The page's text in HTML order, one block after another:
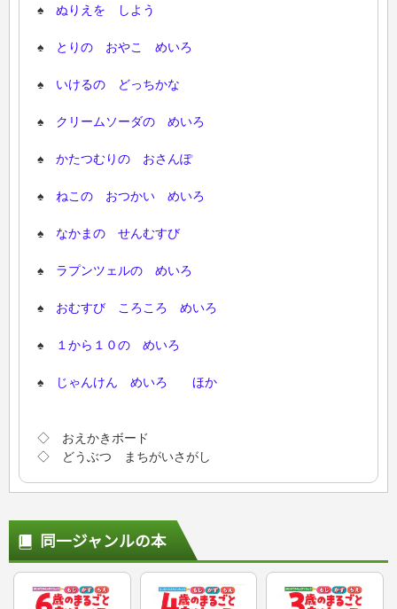
♠ ぬりえを しよう
♠ とりの おやこ めいろ
♠ いけるの どっちかな
♠ クリームソーダの めいろ
♠ かたつむりの おさんぽ
♠ ねこの おつかい めいろ
♠ なかまの せんむすび
♠ ラプンツェルの めいろ
♠ おむすび ころころ めいろ
♠ １から１０の めいろ
♠ じゃんけん めいろ ほか
◇ おえかきボード
◇ どうぶつ まちがいさがし
同一ジャンルの本